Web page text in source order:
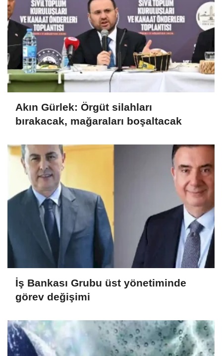
Akın Gürlek: Örgüt silahları
bırakacak, mağaraları boşaltacak
İş Bankası Grubu üst yönetiminde
görev değişimi